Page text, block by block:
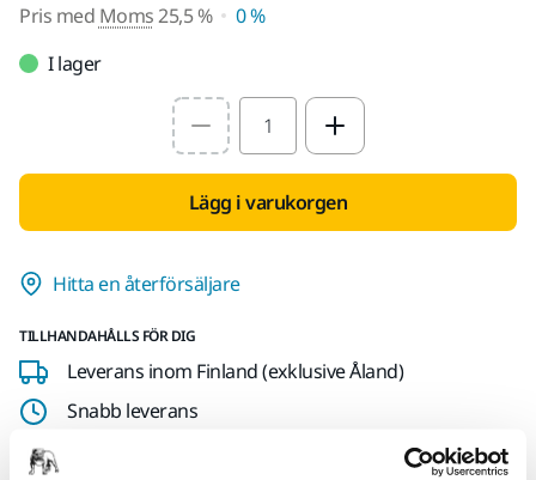
Pris med Moms25,5 %
0 %
I lager
Select quantity value
Lägg i varukorgen
Hitta en återförsäljare
TILLHANDAHÅLLS FÖR DIG
Leverans inom Finland (exklusive Åland)
Snabb leverans